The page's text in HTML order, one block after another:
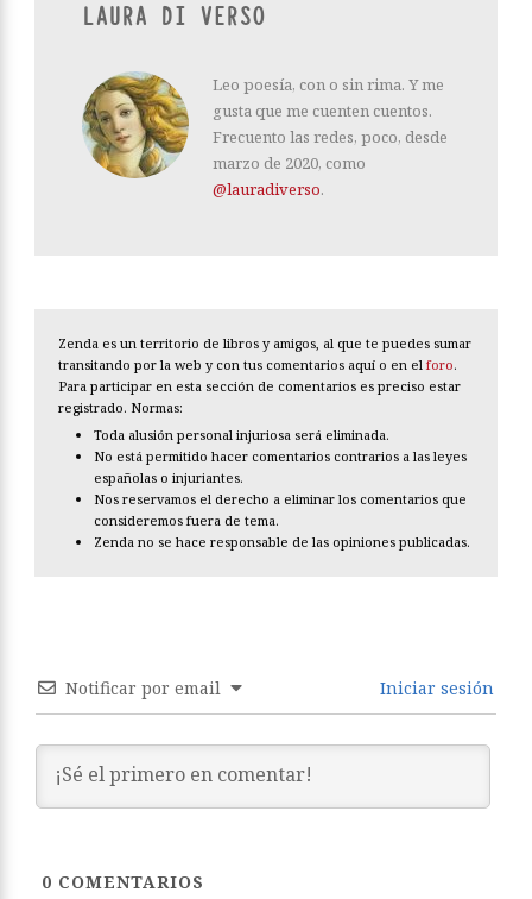
LAURA DI VERSO
Leo poesía, con o sin rima. Y me
gusta que me cuenten cuentos.
Frecuento las redes, poco, desde
marzo de 2020, como
@lauradiverso.
Zenda es un territorio de libros y amigos, al que te puedes sumar
transitando por la web y con tus comentarios aquí o en el foro.
Para participar en esta sección de comentarios es preciso estar
registrado. Normas:
Toda alusión personal injuriosa será eliminada.
No está permitido hacer comentarios contrarios a las leyes
españolas o injuriantes.
Nos reservamos el derecho a eliminar los comentarios que
consideremos fuera de tema.
Zenda no se hace responsable de las opiniones publicadas.
Notificar por email Iniciar sesión
0 COMENTARIOS